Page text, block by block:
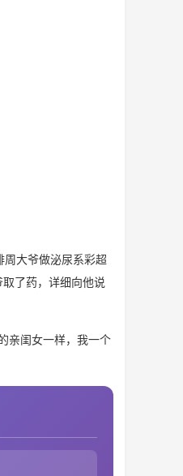
大爷做泌尿系彩超
了药，详细向他说
亲闺女一样，我一个